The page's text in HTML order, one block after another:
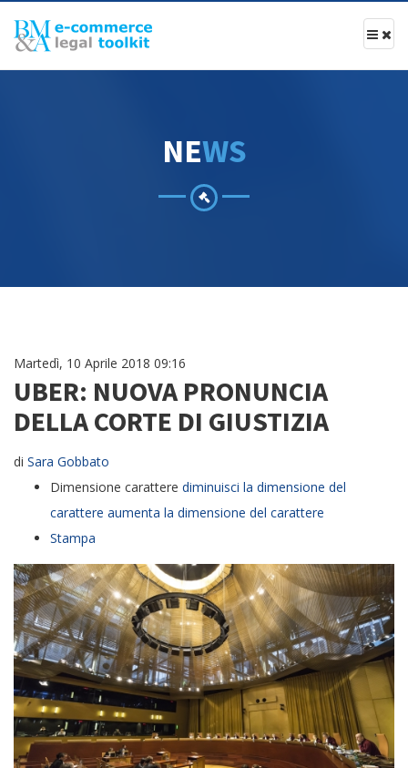
NEWS
Martedì, 10 Aprile 2018 09:16
UBER: NUOVA PRONUNCIA
DELLA CORTE DI GIUSTIZIA
di Sara Gobbato
Dimensione carattere diminuisci la dimensione del
carattere aumenta la dimensione del carattere
Stampa